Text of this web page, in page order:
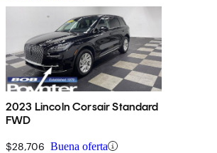
2023 Lincoln Corsair Standard
FWD
$28,706 Buena oferta